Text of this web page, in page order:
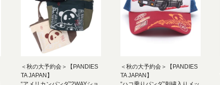
＜秋の大予約会＞【PANDIES
TA JAPAN】
＜秋の大予約会＞【PANDIES
TA JAPAN】